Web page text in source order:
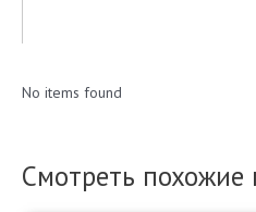
No items found
Смотреть похожие